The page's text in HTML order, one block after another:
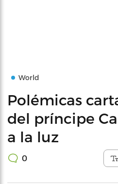
World
Polémicas
del príncipe
a la luz
0